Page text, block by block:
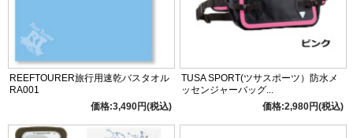
REEFTOURER旅行用速乾バスタオル
RA001
価格:3,490円(税込)
TUSA SPORT(ツサスポーツ）防水メ
ッセンジャーバッグ...
価格:2,980円(税込)